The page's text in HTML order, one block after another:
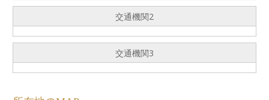
交通機関2
交通機関3